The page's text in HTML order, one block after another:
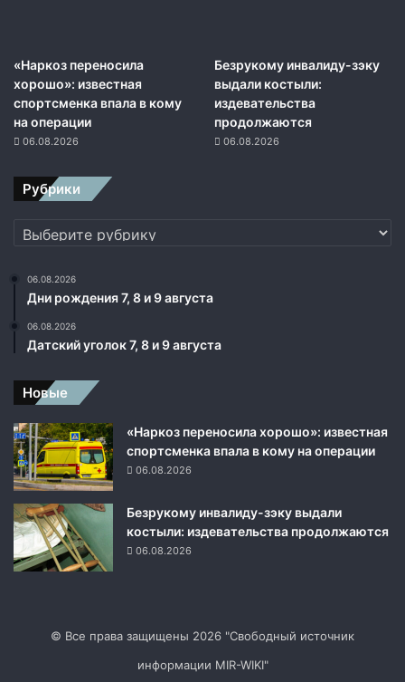
«Наркоз переносила
хорошо»: известная
спортсменка впала в кому
на операции
06.08.2026
Безрукому инвалиду-зэку
выдали костыли:
издевательства
продолжаются
06.08.2026
Рубрики
Рубрики
06.08.2026
Дни рождения 7, 8 и 9 августа
06.08.2026
Датский уголок 7, 8 и 9 августа
Новые
«Наркоз переносила хорошо»: известная
спортсменка впала в кому на операции
06.08.2026
Безрукому инвалиду-зэку выдали
костыли: издевательства продолжаются
06.08.2026
© Все права защищены 2026 "Свободный источник
информации MIR-WIKI"